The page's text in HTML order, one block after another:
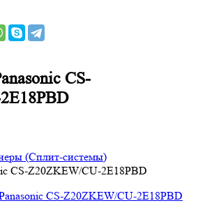
CS-
(Сплит-системы)
CS-Z20ZKEW/CU-2E18PBD